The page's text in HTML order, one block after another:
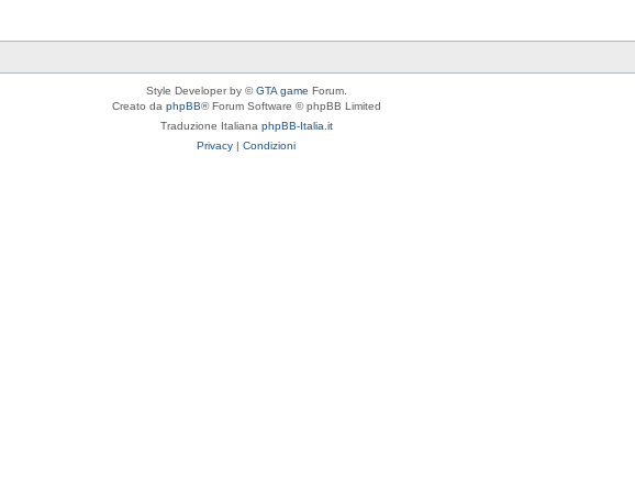
Style Developer by ©GTA game Forum.
Creato da phpBB® Forum Software © phpBB Limited
Traduzione Italiana phpBB-Italia.it
Privacy | Condizioni